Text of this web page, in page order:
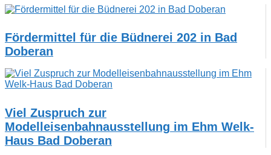
Fördermittel für die Büdnerei 202 in Bad
Doberan
Viel Zuspruch zur
Modelleisenbahnausstellung im Ehm Welk-
Haus Bad Doberan